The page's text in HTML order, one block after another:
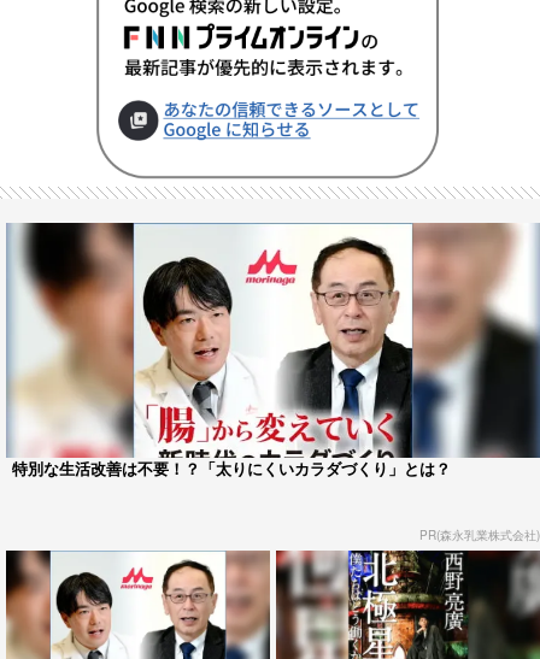
特別な生活改善は不要！？「太りにくいカラダづくり」とは？
PR(森永乳業株式会社)